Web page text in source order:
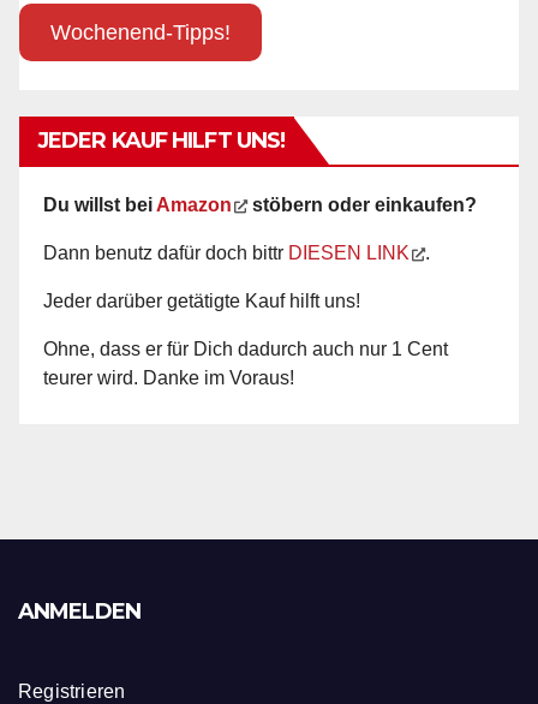
Wochenend-Tipps!
JEDER KAUF HILFT UNS!
Du willst bei Amazon stöbern oder einkaufen?
Dann benutz dafür doch bittr DIESEN LINK .
Jeder darüber getätigte Kauf hilft uns!
Ohne, dass er für Dich dadurch auch nur 1 Cent
teurer wird. Danke im Voraus!
ANMELDEN
Registrieren